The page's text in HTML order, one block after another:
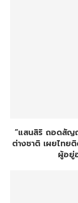
“แสนสิริ ถอดสัญ
ต่างชาติ เผยไทย
ผู้อยู่